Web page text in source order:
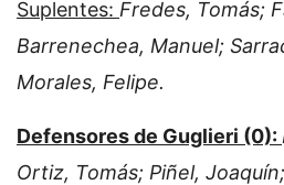
Suplentes: Fredes, Tomás;
Barrenechea, Manuel;
Morales, Felipe.
Defensores de Guglieri (0):
Ortiz, Tomás; Piñel,